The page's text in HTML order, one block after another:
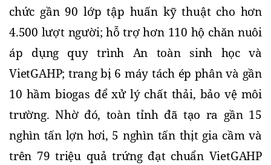
chức gần 90 lớp tập huấn kỹ thuật cho hơn
4.500 lượt người; hỗ trợ hơn 110 hộ chăn nuôi
áp dụng quy trình An toàn sinh học và
VietGAHP; trang bị 6 máy tách ép phân và gần
10 hầm biogas để xử lý chất thải, bảo vệ môi
trường. Nhờ đó, toàn tỉnh đã tạo ra gần 15
nghìn tấn lợn hơi, 5 nghìn tấn thịt gia cầm và
trên 79 triệu quả trứng đạt chuẩn VietGAHP